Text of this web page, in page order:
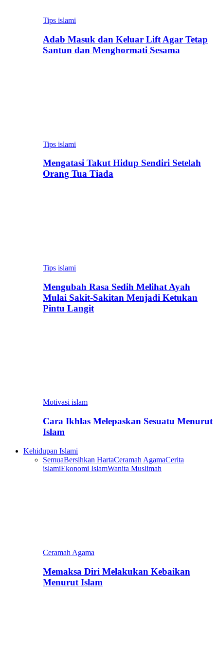
Tips islami
Adab Masuk dan Keluar Lift Agar Tetap
Santun dan Menghormati Sesama
Tips islami
Mengatasi Takut Hidup Sendiri Setelah
Orang Tua Tiada
Tips islami
Mengubah Rasa Sedih Melihat Ayah
Mulai Sakit-Sakitan Menjadi Ketukan
Pintu Langit
Motivasi islam
Cara Ikhlas Melepaskan Sesuatu Menurut
Islam
Kehidupan Islami
SemuaBersihkan HartaCeramah AgamaCerita
islamiEkonomi IslamWanita Muslimah
Ceramah Agama
Memaksa Diri Melakukan Kebaikan
Menurut Islam